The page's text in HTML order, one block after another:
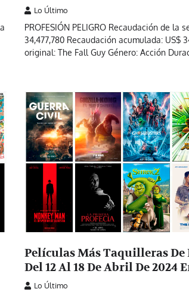
Lo Último
PROFESIÓN PELIGRO Recaudación de la
34,477,780 Recaudación acumulada: US$
original: The Fall Guy Género: Acción
Películas Más Taquilleras De
Del 12 Al 18 De Abril De 2024
Lo Último